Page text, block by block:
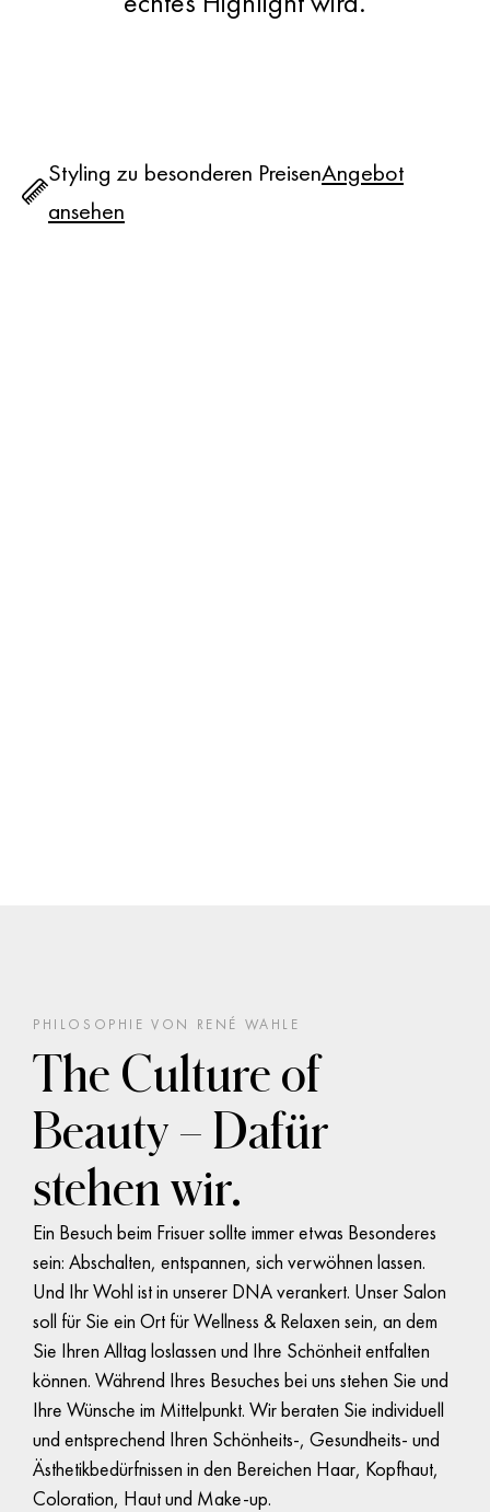
Styling zu besonderen PreisenAngebot
ansehen
Erleben Sie den
Unterschied bei
René Wahle
Termin buchen
PHILOSOPHIE VON RENÉ WAHLE
The Culture of
Beauty – Dafür
stehen wir.
Ein Besuch beim Frisuer sollte immer etwas Besonderes
sein: Abschalten, entspannen, sich verwöhnen lassen.
Und Ihr Wohl ist in unserer DNA verankert. Unser Salon
soll für Sie ein Ort für Wellness & Relaxen sein, an dem
Sie Ihren Alltag loslassen und Ihre Schönheit entfalten
können. Während Ihres Besuches bei uns stehen Sie und
Ihre Wünsche im Mittelpunkt. Wir beraten Sie individuell
und entsprechend Ihren Schönheits-, Gesundheits- und
Ästhetikbedürfnissen in den Bereichen Haar, Kopfhaut,
Coloration, Haut und Make-up.